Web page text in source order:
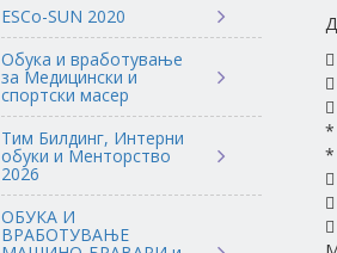
ESCo-SUN 2020
Обука и вработување
за Медицински и
спортски масер
Тим Билдинг, Интерни
обуки и Менторство
2026
ОБУКА И
ВРАБОТУВАЊЕ
*
*